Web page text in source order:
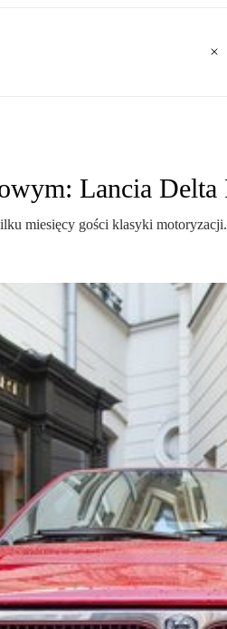
Lancia Delta
miesięcy gości klasyki